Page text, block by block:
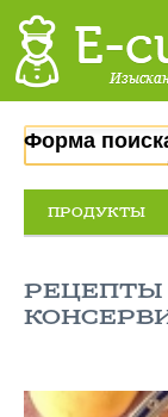
Форма
ПРОДУКТЫ